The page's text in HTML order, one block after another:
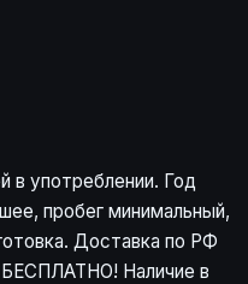
в употреблении. Год
пробег минимальный,
Доставка по РФ
Наличие в